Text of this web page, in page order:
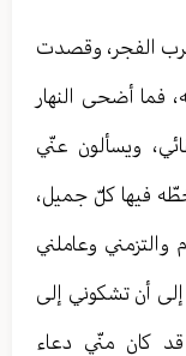
الفجر، وقصدت
فما أضحى النهار
ويسألون عنّي
فيها كلّ جميل،
وعاملني
أن تشكوني إلى
كان منّي دعاء